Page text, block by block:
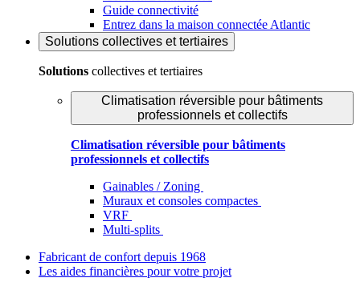
Guide connectivité
Entrez dans la maison connectée Atlantic
Solutions collectives et tertiaires
Solutions collectives et tertiaires
Climatisation réversible pour bâtiments
professionnels et collectifs
Climatisation réversible pour bâtiments
professionnels et collectifs
Gainables / Zoning
Muraux et consoles compactes
VRF
Multi-splits
Fabricant de confort depuis 1968
Les aides financières pour votre projet